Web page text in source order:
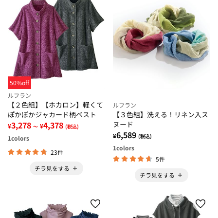
50%off
ルフラン
【２色組】【ホカロン】軽くて
ぽかぽかジャカード柄ベスト
¥3,278 ～ ¥4,378 (税込)
1colors
23件
チラ見をする
ルフラン
【３色組】洗える！リネン入ス
ヌード
¥6,589 (税込)
1colors
5件
チラ見をする